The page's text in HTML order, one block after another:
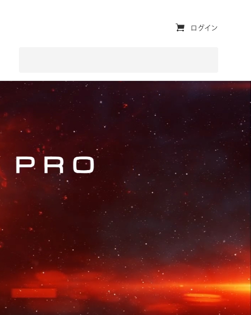
ユ
ィ
ィ・
ナ
ビ
ー
シ
ョ
ン
ログイン